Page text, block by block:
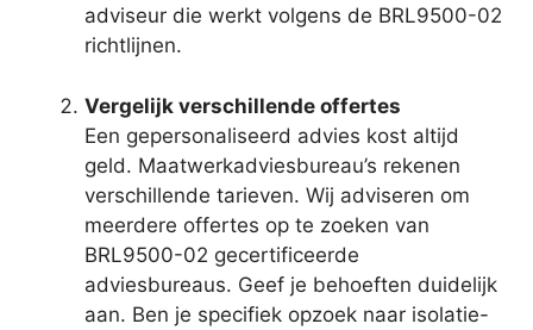
adviseur die werkt volgens de BRL9500-02
richtlijnen.
Vergelijk verschillende offertes
Een gepersonaliseerd advies kost altijd
geld. Maatwerkadviesbureau’s rekenen
verschillende tarieven. Wij adviseren om
meerdere offertes op te zoeken van
BRL9500-02 gecertificeerde
adviesbureaus. Geef je behoeften duidelijk
aan. Ben je specifiek opzoek naar isolatie-